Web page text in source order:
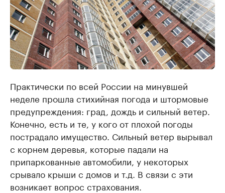
Практически по всей России на минувшей
неделе прошла стихийная погода и штормовые
предупреждения: град, дождь и сильный ветер.
Конечно, есть и те, у кого от плохой погоды
пострадало имущество. Сильный ветер вырывал
с корнем деревья, которые падали на
припаркованные автомобили, у некоторых
срывало крыши с домов и т.д. В связи с эти
возникает вопрос страхования.